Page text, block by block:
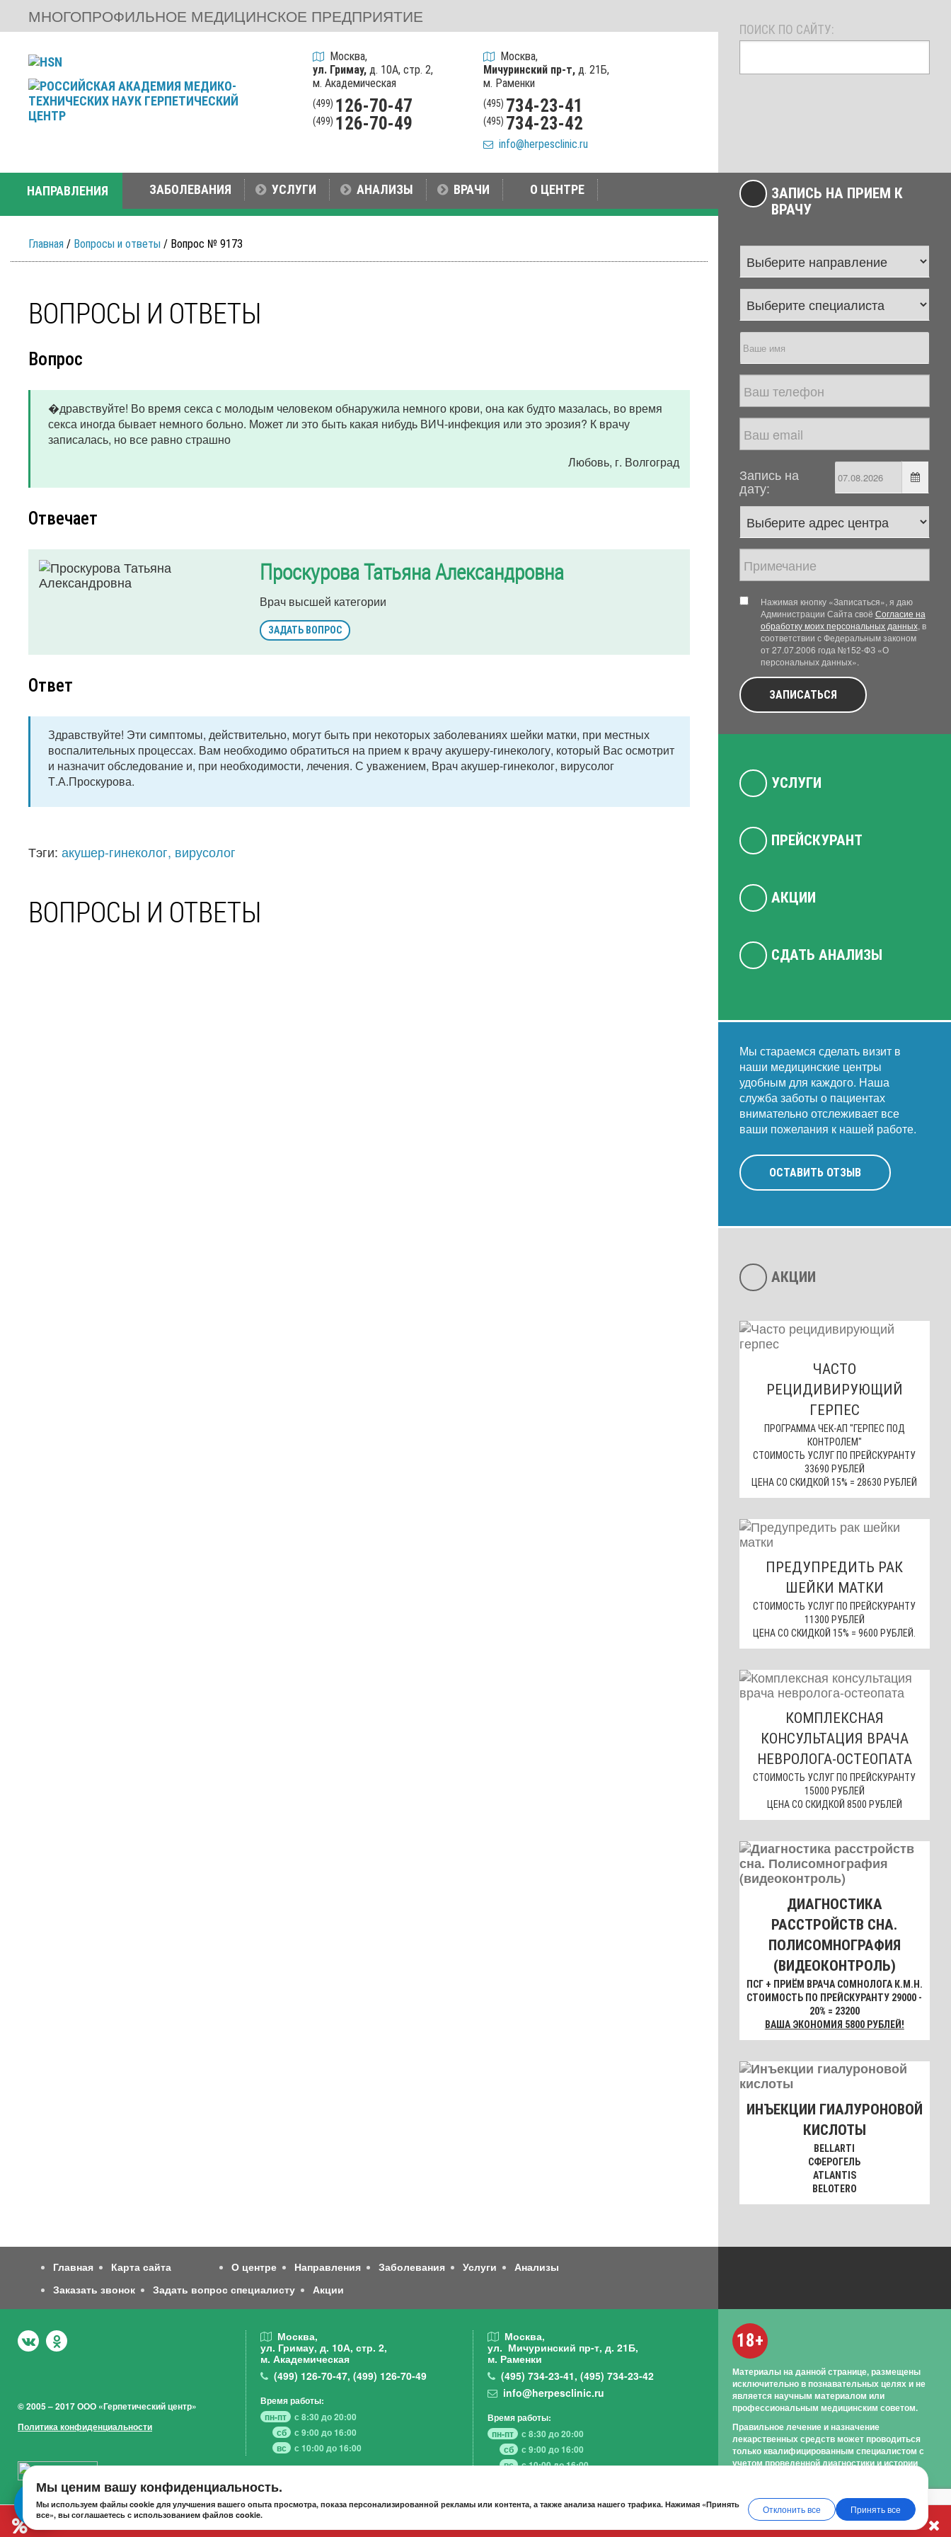
МНОГОПРОФИЛЬНОЕ МЕДИЦИНСКОЕ ПРЕДПРИЯТИЕ
Москва,
ул. Гримау,д. 10А, стр. 2,
м. Академическая
(499) 126-70-47
(499) 126-70-49
Москва,
Мичуринский пр-т, д. 21Б,
м. Раменки
(495) 734-23-41
(495) 734-23-42
info@herpesclinic.ru
ПОИСК ПО САЙТУ:
НАПРАВЛЕНИЯ ЗАБОЛЕВАНИЯ УСЛУГИ АНАЛИЗЫ ВРАЧИ О ЦЕНТРЕ
Главная / Вопросы и ответы / Вопрос № 9173
ВОПРОСЫ И ОТВЕТЫ
Вопрос
�дравствуйте! Во время секса с молодым человеком обнаружила немного крови, она как будто мазалась, во время
секса иногда бывает немного больно. Может ли это быть какая нибудь ВИЧ-инфекция или это эрозия? К врачу
записалась, но все равно страшно
Любовь, г. Волгоград
Отвечает
Проскурова Татьяна Александровна
Врач высшей категории
ЗАДАТЬ ВОПРОС
Ответ
Здравствуйте! Эти симптомы, действительно, могут быть при некоторых заболеваниях шейки матки, при местных
воспалительных процессах. Вам необходимо обратиться на прием к врачу акушеру-гинекологу, который Вас осмотрит
и назначит обследование и, при необходимости, лечения. С уважением, Врач акушер-гинеколог, вирусолог
Т.А.Проскурова.
Тэги: акушер-гинеколог, вирусолог
ВОПРОСЫ И ОТВЕТЫ
ЗАПИСЬ НА ПРИЕМ К
ВРАЧУ
Запись на
дату:
Нажимая кнопку «Записаться», я даю
Администрации Сайта своё Согласие на
обработку моих персональных данных, в
соответствии с Федеральным законом
от 27.07.2006 года №152-ФЗ «О
персональных данных».
ЗАПИСАТЬСЯ
УСЛУГИ
ПРЕЙСКУРАНТ
АКЦИИ
СДАТЬ АНАЛИЗЫ
Мы стараемся сделать визит в
наши медицинские центры
удобным для каждого. Наша
служба заботы о пациентах
внимательно отслеживает все
ваши пожелания к нашей работе.
ОСТАВИТЬ ОТЗЫВ
АКЦИИ
ЧАСТО
РЕЦИДИВИРУЮЩИЙ
ГЕРПЕС
ПРОГРАММА ЧЕК-АП "ГЕРПЕС ПОД
КОНТРОЛЕМ"
СТОИМОСТЬ УСЛУГ ПО ПРЕЙСКУРАНТУ
33690 РУБЛЕЙ
ЦЕНА СО СКИДКОЙ 15% = 28630 РУБЛЕЙ
ПРЕДУПРЕДИТЬ РАК
ШЕЙКИ МАТКИ
СТОИМОСТЬ УСЛУГ ПО ПРЕЙСКУРАНТУ
11300 РУБЛЕЙ
ЦЕНА СО СКИДКОЙ 15% = 9600 РУБЛЕЙ.
КОМПЛЕКСНАЯ
КОНСУЛЬТАЦИЯ ВРАЧА
НЕВРОЛОГА-ОСТЕОПАТА
СТОИМОСТЬ УСЛУГ ПО ПРЕЙСКУРАНТУ
15000 РУБЛЕЙ
ЦЕНА СО СКИДКОЙ 8500 РУБЛЕЙ
ДИАГНОСТИКА
РАССТРОЙСТВ СНА.
ПОЛИСОМНОГРАФИЯ
(ВИДЕОКОНТРОЛЬ)
ПСГ + ПРИЁМ ВРАЧА СОМНОЛОГА К.М.Н.
СТОИМОСТЬ ПО ПРЕЙСКУРАНТУ 29000 -
20% = 23200
ВАША ЭКОНОМИЯ 5800 РУБЛЕЙ!
ИНЪЕКЦИИ ГИАЛУРОНОВОЙ
КИСЛОТЫ
BELLARTI
СФЕРОГЕЛЬ
ATLANTIS
BELOTERO
Главная Карта сайта О центре Направления Заболевания Услуги
Анализы
Заказать звонок
Задать вопрос специалисту Акции
© 2005 – 2017 ООО «Герпетический центр»
Политика конфиденциальности
Москва,
ул. Гримау, д. 10А, стр. 2,
м. Академическая
(499) 126-70-47, (499) 126-70-49
Время работы:
пн-пт
с 8:30 до 20:00
сб
с 9:00 до 16:00
вс
с 10:00 до 16:00
Москва,
ул. Мичуринский пр-т, д. 21Б,
м. Раменки
(495)734-23-41,(495)734-23-42
info@herpesclinic.ru
Время работы:
пн-пт
с 8:30 до 20:00
сб
с 9:00 до 16:00
вс
с 10:00 до 16:00
18+
Материалы на данной странице, размещены
исключительно в познавательных целях и не
является научным материалом или
профессиональным медицинским советом.
Правильное лечение и назначение
лекарственных средств может проводиться
только квалифицированным специалистом с
учетом проведенной диагностики и истории
Мы ценим вашу конфиденциальность.
Мы используем файлы cookie для улучшения вашего опыта просмотра, показа персонализированной рекламы или контента, а также анализа нашего трафика. Нажимая «Принять
все», вы соглашаетесь с использованием файлов cookie.
Отклонить все Принять все